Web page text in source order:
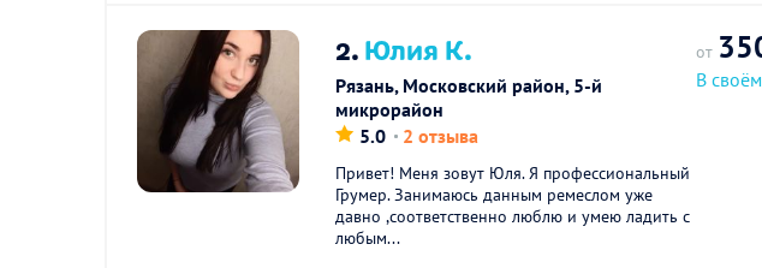
2.Юлия К.
Рязань, Московский район, 5-й
микрорайон
5.0
2 отзыва
Привет! Меня зовут Юля. Я профессиональный
Грумер. Занимаюсь данным ремеслом уже
давно ,соответственно люблю и умею ладить с
любым...
от
В